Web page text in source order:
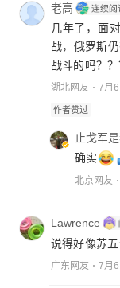
老高
几年了，面
战，俄罗斯仍
战斗的吗？？
湖北网友 7月6
作者赞过
止戈军
确实
北京网友
Lawrence
说得好像苏
广东网友 7月6